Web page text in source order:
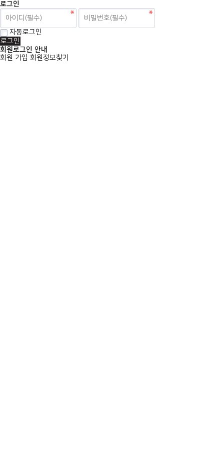
로그인
자동로그인
회원로그인 안내
회원 가입 회원정보찾기